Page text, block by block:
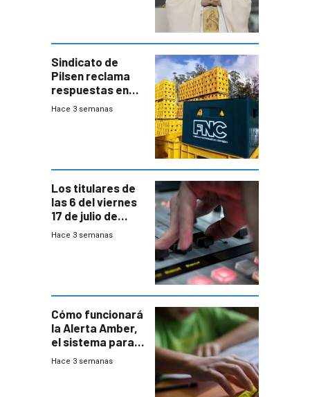
Sindicato de
Pilsen reclama
respuestas en
medio de
Hace 3 semanas
Los titulares de
las 6 del viernes
17 de julio de
2026
Hace 3 semanas
Cómo funcionará
la Alerta Amber,
el sistema para
la búsqueda
Hace 3 semanas